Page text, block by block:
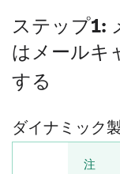
ステップ1:
はメールキ
する
ダイナミック
注